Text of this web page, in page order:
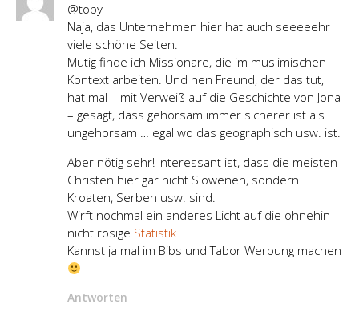
@toby
Naja, das Unternehmen hier hat auch seeeeehr
viele schöne Seiten.
Mutig finde ich Missionare, die im muslimischen
Kontext arbeiten. Und nen Freund, der das tut,
hat mal – mit Verweiß auf die Geschichte von Jona
– gesagt, dass gehorsam immer sicherer ist als
ungehorsam … egal wo das geographisch usw. ist.
Aber nötig sehr! Interessant ist, dass die meisten
Christen hier gar nicht Slowenen, sondern
Kroaten, Serben usw. sind.
Wirft nochmal ein anderes Licht auf die ohnehin
nicht rosige Statistik
Kannst ja mal im Bibs und Tabor Werbung machen
Antworten